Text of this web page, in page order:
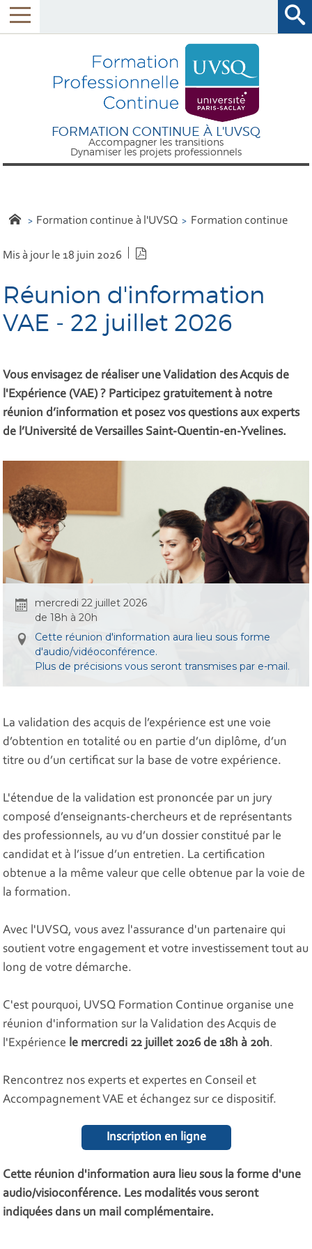
FORMATION CONTINUE À L'UVSQ
Accompagner les transitions
Dynamiser les projets professionnels
Formation continue à l'UVSQ Formation continue
Mis à jour le 18 juin 2026
Réunion d'information
VAE - 22 juillet 2026
Vous envisagez de réaliser une Validation des Acquis de
l'Expérience (VAE) ? Participez gratuitement à notre
réunion d’information et posez vos questions aux experts
de l’Université de Versailles Saint-Quentin-en-Yvelines.
mercredi 22 juillet 2026
de 18h à 20h
Cette réunion d'information aura lieu sous forme
d'audio/vidéoconférence.
Plus de précisions vous seront transmises par e-mail.
La validation des acquis de l’expérience est une voie
d’obtention en totalité ou en partie d’un diplôme, d’un
titre ou d’un certificat sur la base de votre expérience.
L'étendue de la validation est prononcée par un jury
composé d’enseignants-chercheurs et de représentants
des professionnels, au vu d’un dossier constitué par le
candidat et à l’issue d’un entretien. La certification
obtenue a la même valeur que celle obtenue par la voie de
la formation.
Avec l'UVSQ, vous avez l'assurance d'un partenaire qui
soutient votre engagement et votre investissement tout au
long de votre démarche.
C'est pourquoi, UVSQ Formation Continue organise une
réunion d'information sur la Validation des Acquis de
l'Expérience le mercredi 22 juillet 2026 de 18h à 20h.
Rencontrez nos experts et expertes en Conseil et
Accompagnement VAE et échangez sur ce dispositif.
Inscription en ligne
Cette réunion d'information aura lieu sous la forme d'une
audio/visioconférence. Les modalités vous seront
indiquées dans un mail complémentaire.